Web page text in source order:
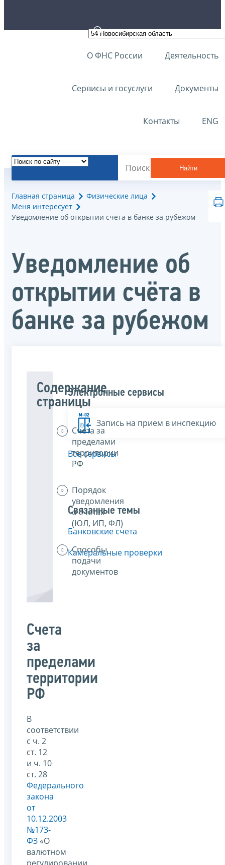
О ФНС России Деятельность
Сервисы и госуслуги Документы
Контакты ENG
Найти
Главная страница
Физические лица
Меня интересует
Уведомление об открытии счёта в банке за рубежом
Уведомление об
открытии счёта в
банке за рубежом
Содержание
страницы
Счета за
пределами
территории
РФ
Порядок
уведомления
о счетах
(ЮЛ, ИП, ФЛ)
Способы
подачи
документов
Счета
за
пределами
территории
РФ
В
соответствии
с ч. 2
ст. 12
и ч. 10
ст. 28
Федерального
закона
от
10.12.2003
№173-
ФЗ «О
валютном
Электронные сервисы
Запись на прием в инспекцию
Все сервисы
Связанные темы
Банковские счета
Камеральные проверки